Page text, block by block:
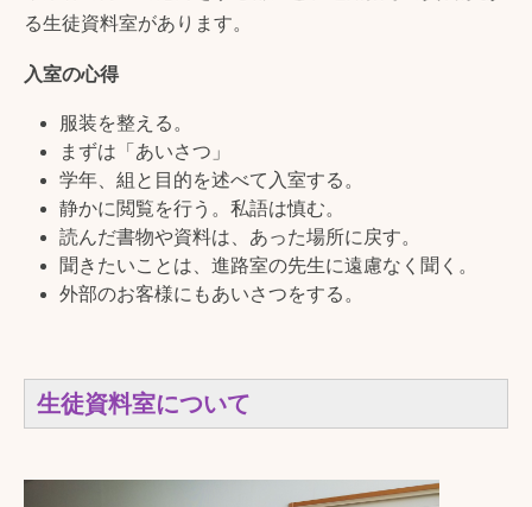
る生徒資料室があります。
入室の心得
服装を整える。
まずは「あいさつ」
学年、組と目的を述べて入室する。
静かに閲覧を行う。私語は慎む。
読んだ書物や資料は、あった場所に戻す。
聞きたいことは、進路室の先生に遠慮なく聞く。
外部のお客様にもあいさつをする。
生徒資料室について